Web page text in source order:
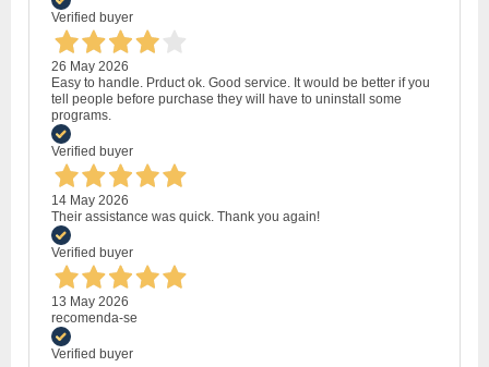
Verified buyer
26 May 2026
Easy to handle. Prduct ok. Good service. It would be better if you
tell people before purchase they will have to uninstall some
programs.
Verified buyer
14 May 2026
Their assistance was quick. Thank you again!
Verified buyer
13 May 2026
recomenda-se
Verified buyer